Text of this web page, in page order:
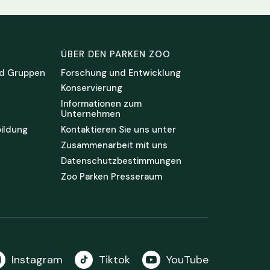
Gruppen
ÜBER DEN PARKEN ZOO
Forschung und Entwicklung
Konservierung
Informationen zum
Unternehmen
Kontaktieren Sie uns unter
Zusammenarbeit mit uns
Datenschutzbestimmungen
Zoo Parken Presseraum
Instagram Tiktok YouTube